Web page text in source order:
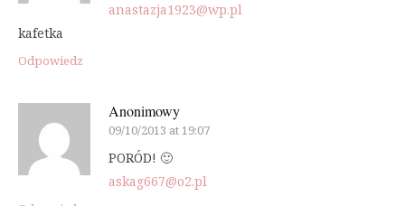
anastazja1923@wp.pl
kafetka
Odpowiedz
Anonimowy
09/10/2013 at 19:07
PORÓD! 🙂
askag667@o2.pl